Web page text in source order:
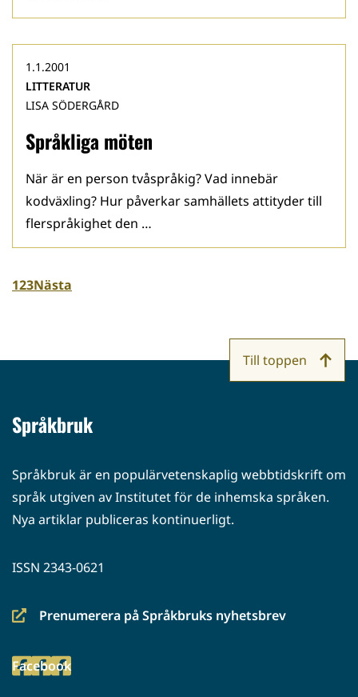
Språkliga möten
1.1.2001
LITTERATUR
LISA SÖDERGÅRD
När är en person tvåspråkig? Vad innebär
kodväxling? Hur påverkar samhällets attityder till
fler­språkighet den …
123Nästa
Språkbruk
Språkbruk är en populärvetenskaplig webbtidskrift om
språk utgiven av Institutet för de inhemska språken.
Nya artiklar publiceras kontinuerligt.
ISSN 2343-0621
Prenumerera på Språkbruks nyhetsbrev
(siirryt
palveluun)
Facebook
(siirryt
Till toppen